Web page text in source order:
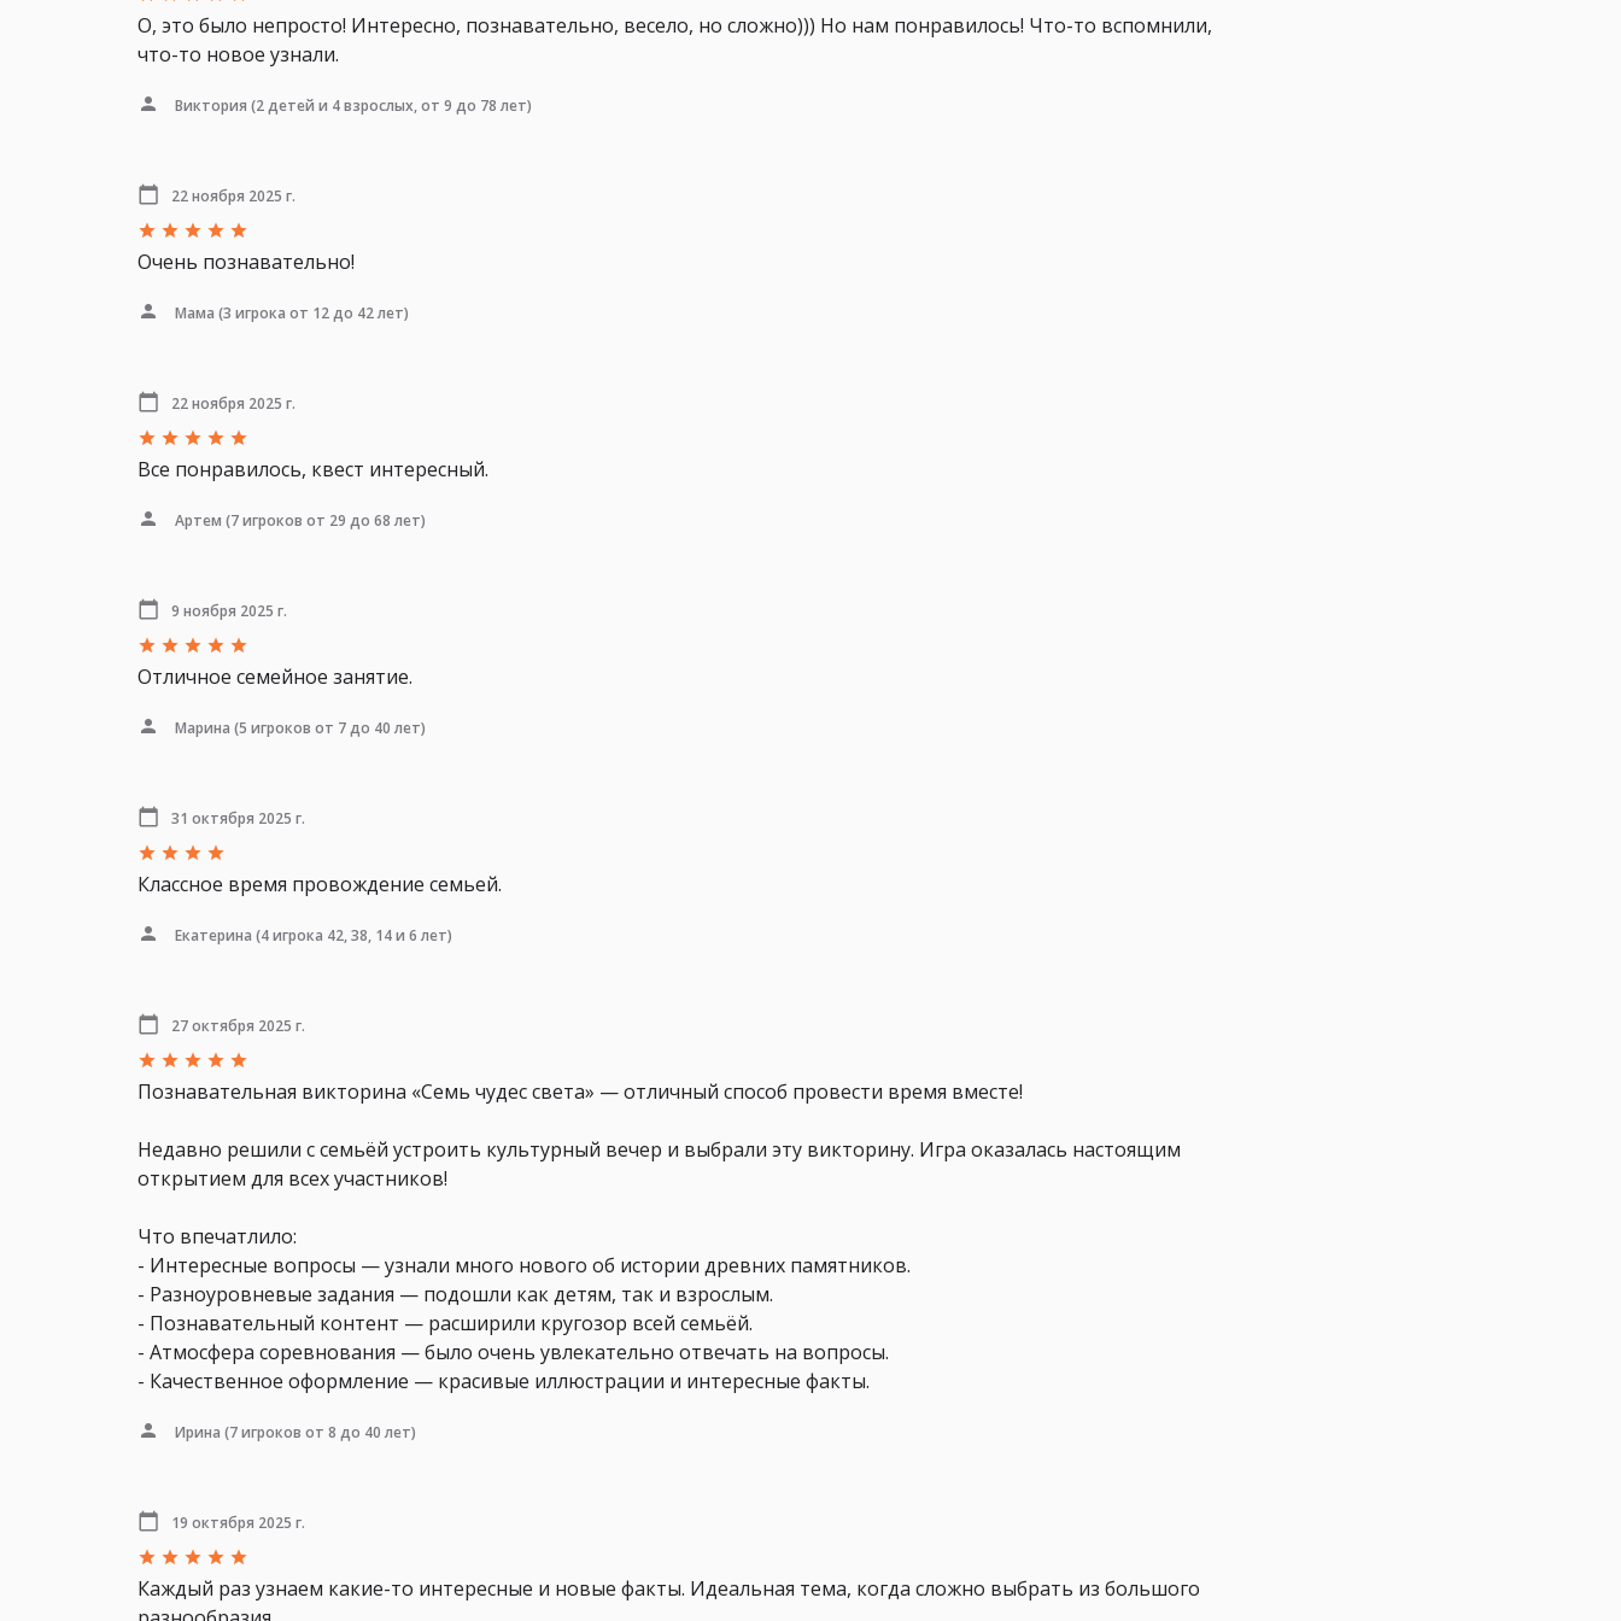
О, это было непросто! Интересно, познавательно, весело, но сложно))) Но нам понравилось! Что-то вспомнили,
что-то новое узнали.
Виктория (2 детей и 4 взрослых, от 9 до 78 лет)
22 ноября 2025 г.
Очень познавательно!
Мама (3 игрока от 12 до 42 лет)
22 ноября 2025 г.
Все понравилось, квест интересный.
Артем (7 игроков от 29 до 68 лет)
9 ноября 2025 г.
Отличное семейное занятие.
Марина (5 игроков от 7 до 40 лет)
31 октября 2025 г.
Классное время провождение семьей.
Екатерина (4 игрока 42, 38, 14 и 6 лет)
27 октября 2025 г.
Познавательная викторина «Семь чудес света» — отличный способ провести время вместе!
Недавно решили с семьёй устроить культурный вечер и выбрали эту викторину. Игра оказалась настоящим
открытием для всех участников!
Что впечатлило:
- Интересные вопросы — узнали много нового об истории древних памятников.
- Разноуровневые задания — подошли как детям, так и взрослым.
- Познавательный контент — расширили кругозор всей семьёй.
- Атмосфера соревнования — было очень увлекательно отвечать на вопросы.
- Качественное оформление — красивые иллюстрации и интересные факты.
Ирина (7 игроков от 8 до 40 лет)
19 октября 2025 г.
Каждый раз узнаем какие-то интересные и новые факты. Идеальная тема, когда сложно выбрать из большого